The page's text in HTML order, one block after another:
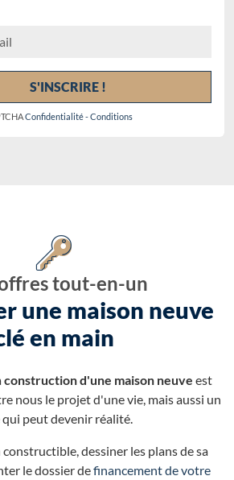
S'INSCRIRE !
Confidentialité-Conditions
tout-en-un
une maison neuve
en main
construction d'une maison neuve est
nous le projet d'une vie, mais aussi un
qui peut devenir réalité.
dessiner les plans de sa
le dossier definancement de votre